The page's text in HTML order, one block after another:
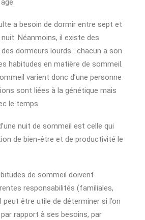
a besoin de dormir entre sept et
Néanmoins, il existe des
dormeurs lourds : chacun a son
habitudes en matière de sommeil.
varient donc d’une personne
sont liées à la génétique mais
le temps.
nuit de sommeil est celle qui
de bien-être et de productivité le
de sommeil doivent
responsabilités (familiales,
être utile de déterminer si l’on
rapport à ses besoins, par